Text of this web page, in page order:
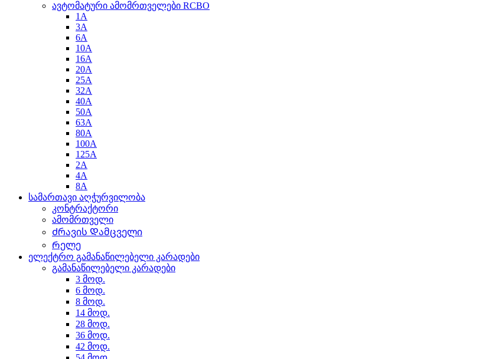
ავტომატური ამომრთველები RCBO
1A
3A
6A
10A
16A
20A
25A
32A
40A
50A
63A
80A
100A
125A
2A
4A
8A
სამართავი აღჭურვილობა
კონტრაქტორი
ამომრთველი
Ძრავის Დამცველი
Რელე
ელექტრო გამანაწილებელი კარადები
გამანაწილებელი კარადები
3 მოდ.
6 მოდ.
8 მოდ.
14 მოდ.
28 მოდ.
36 მოდ.
42 მოდ.